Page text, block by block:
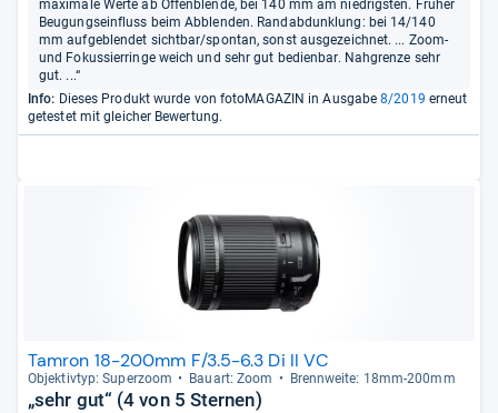
maximale Werte ab Offenblende, bei 140 mm am niedrigsten. Früher
Beugungseinfluss beim Abblenden. Randabdunklung: bei 14/140
mm aufgeblendet sichtbar/spontan, sonst ausgezeichnet. ... Zoom-
und Fokussierringe weich und sehr gut bedienbar. Nahgrenze sehr
gut. ...“
Info: Dieses Produkt wurde von fotoMAGAZIN in Ausgabe8/2019 erneut
getestet mit gleicher Bewertung.
Tamron 18-200mm F/3.5-6.3 Di II VC
Objek­tiv­typ: Super­zoom Bau­art: Zoom Brenn­weite: 18mm-​200mm
„sehr gut“ (4 von 5 Sternen)